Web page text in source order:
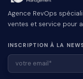
Agence RevOps
ventes et service pour
INSCRIPTION À LA